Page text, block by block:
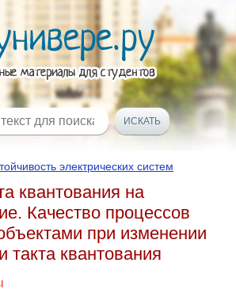
электрических систем
квантования на
Качество процессов
при изменении
такта квантования